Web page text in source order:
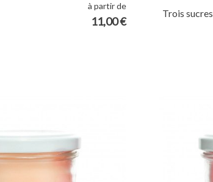
à partir de
11,00 €
Trois sucres